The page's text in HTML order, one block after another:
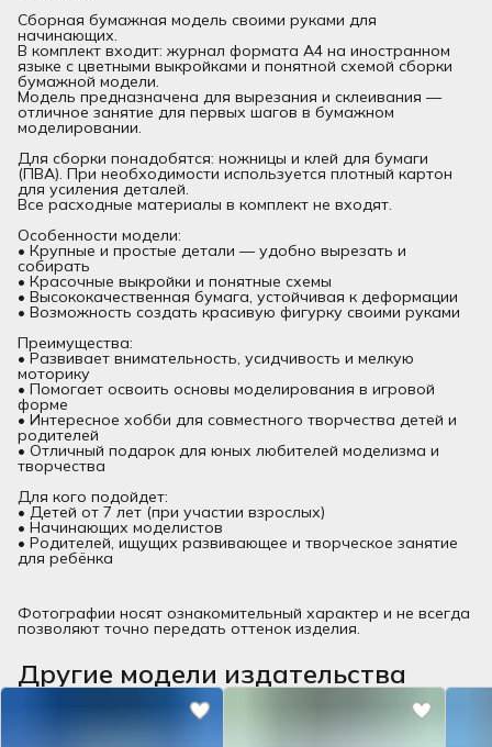
Сборная бумажная модель своими руками для
начинающих.
В комплект входит: журнал формата А4 на иностранном
языке с цветными выкройками и понятной схемой сборки
бумажной модели.
Модель предназначена для вырезания и склеивания —
отличное занятие для первых шагов в бумажном
моделировании.
Для сборки понадобятся: ножницы и клей для бумаги
(ПВА). При необходимости используется плотный картон
для усиления деталей.
Все расходные материалы в комплект не входят.
Особенности модели:
• Крупные и простые детали — удобно вырезать и
собирать
• Красочные выкройки и понятные схемы
• Высококачественная бумага, устойчивая к деформации
• Возможность создать красивую фигурку своими руками
Преимущества:
• Развивает внимательность, усидчивость и мелкую
моторику
• Помогает освоить основы моделирования в игровой
форме
• Интересное хобби для совместного творчества детей и
родителей
• Отличный подарок для юных любителей моделизма и
творчества
Для кого подойдет:
• Детей от 7 лет (при участии взрослых)
• Начинающих моделистов
• Родителей, ищущих развивающее и творческое занятие
для ребёнка
Фотографии носят ознакомительный характер и не всегда
позволяют точно передать оттенок изделия.
Другие модели издательства